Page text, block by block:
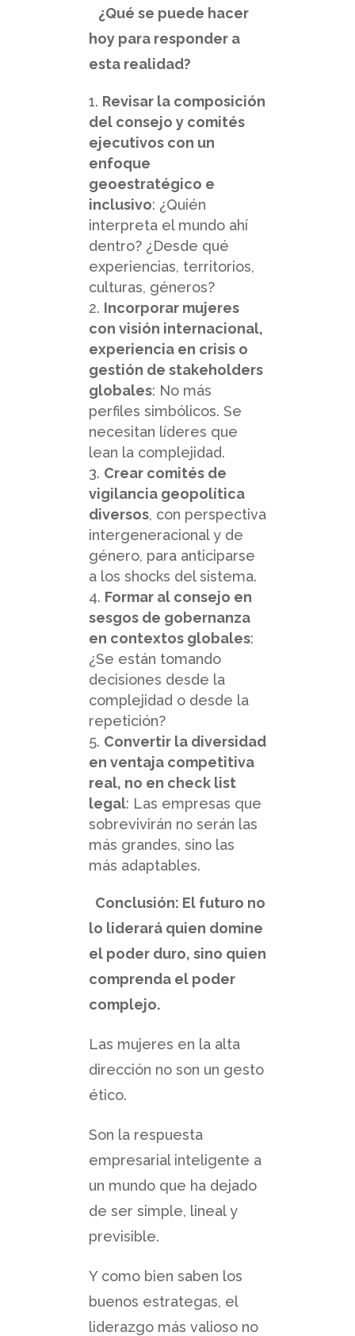
¿Qué se puede hacer
hoy para responder a
esta realidad?
Revisar la composición
del consejo y comités
ejecutivos con un
enfoque
geoestratégico e
inclusivo: ¿Quién
interpreta el mundo ahí
dentro? ¿Desde qué
experiencias, territorios,
culturas, géneros?
Incorporar mujeres
con visión internacional,
experiencia en crisis o
gestión de stakeholders
globales: No más
perfiles simbólicos. Se
necesitan líderes que
lean la complejidad.
Crear comités de
vigilancia geopolítica
diversos, con perspectiva
intergeneracional y de
género, para anticiparse
a los shocks del sistema.
Formar al consejo en
sesgos de gobernanza
en contextos globales:
¿Se están tomando
decisiones desde la
complejidad o desde la
repetición?
Convertir la diversidad
en ventaja competitiva
real, no en check list
legal: Las empresas que
sobrevivirán no serán las
más grandes, sino las
más adaptables.
Conclusión: El futuro no
lo liderará quien domine
el poder duro, sino quien
comprenda el poder
complejo.
Las mujeres en la alta
dirección no son un gesto
ético.
Son la respuesta
empresarial inteligente a
un mundo que ha dejado
de ser simple, lineal y
previsible.
Y como bien saben los
buenos estrategas, el
liderazgo más valioso no